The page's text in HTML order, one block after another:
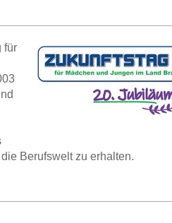
für
Berufswelt zu erhalten.